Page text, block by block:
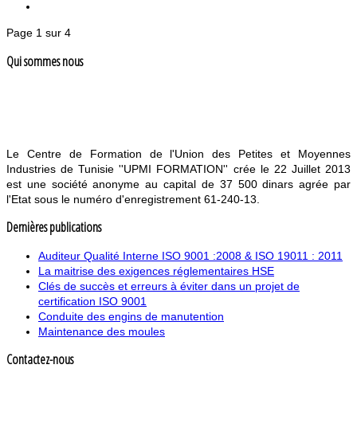
Page 1 sur 4
Qui sommes nous
Le Centre de Formation de l'Union des Petites et Moyennes
Industries de Tunisie ''UPMI FORMATION'' crée le 22 Juillet 2013
est une société anonyme au capital de 37 500 dinars agrée par
l'Etat sous le numéro d'enregistrement 61-240-13.
Dernières publications
Auditeur Qualité Interne ISO 9001 :2008 & ISO 19011 : 2011
La maitrise des exigences réglementaires HSE
Clés de succès et erreurs à éviter dans un projet de
certification ISO 9001
Conduite des engins de manutention
Maintenance des moules
Contactez-nous